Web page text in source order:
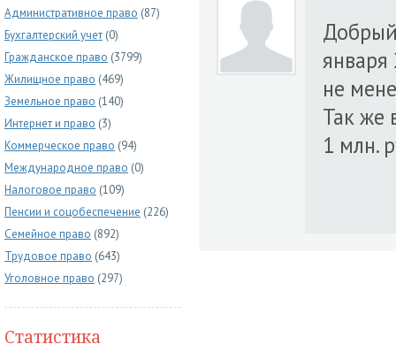
Административное право (87)
Бухгалтерский учет (0)
Гражданское право (3799)
Жилищное право (469)
Земельное право (140)
Интернет и право (3)
Коммерческое право (94)
Международное право (0)
Налоговое право (109)
Пенсии и соцобеспечение (226)
Семейное право (892)
Трудовое право (643)
Уголовное право (297)
Статистика
не
Так же
1 млн.